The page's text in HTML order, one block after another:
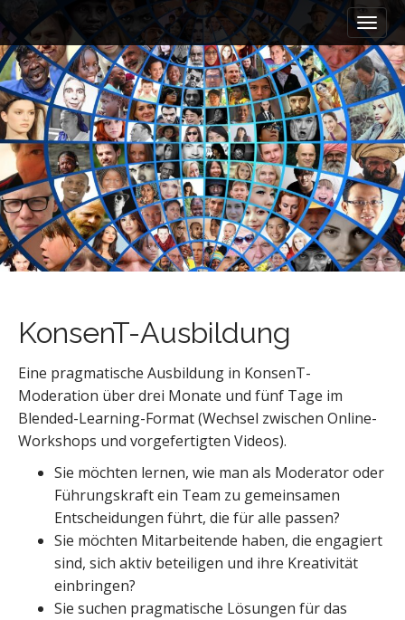
a
i
n
m
e
n
u
k
i
p
t
o
c
o
t
e
n
t
KonsenT-Ausbildung
Eine pragmatische Ausbildung in KonsenT-
Moderation über drei Monate und fünf Tage im
Blended-Learning-Format (Wechsel zwischen Online-
Workshops und vorgefertigten Videos).
Sie möchten lernen, wie man als Moderator oder
Führungskraft ein Team zu gemeinsamen
Entscheidungen führt, die für alle passen?
Sie möchten Mitarbeitende haben, die engagiert
sind, sich aktiv beteiligen und ihre Kreativität
einbringen?
Sie suchen pragmatische Lösungen für das